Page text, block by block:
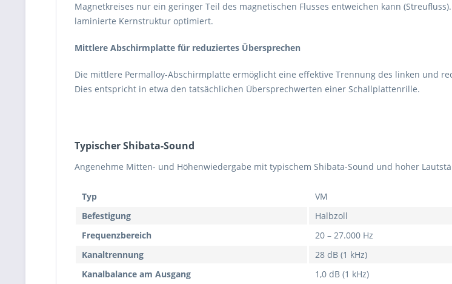
Magnetkreises nur ein geringer Teil des magnetischen Flusses entweichen kann
laminierte Kernstruktur optimiert.
Mittlere Abschirmplatte für reduziertes Übersprechen
Die mittlere Permalloy-Abschirmplatte ermöglicht eine effektive Trennung des linken und
Dies entspricht in etwa den tatsächlichen Übersprechwerten einer Schallplattenrille.
Typischer Shibata-Sound
Angenehme Mitten- und Höhenwiedergabe mit typischem Shibata-Sound und hoher
Typ
VM
Befestigung
Halbzoll
Frequenzbereich
20 – 27.000 Hz
Kanaltrennung
28 dB (1 kHz)
Kanalbalance am Ausgang
1,0 dB (1 kHz)